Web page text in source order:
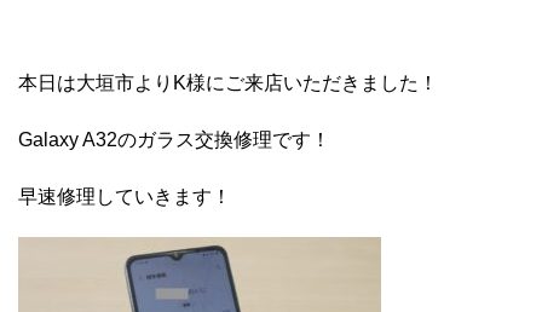
本日は大垣市よりK様にご来店いただきました！
Galaxy A32のガラス交換修理です！
早速修理していきます！